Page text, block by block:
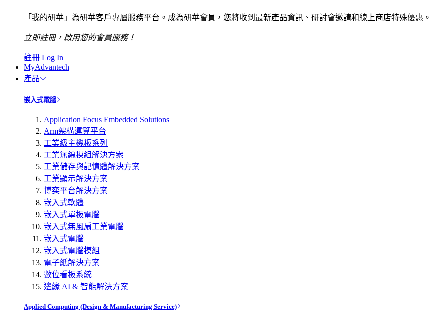
「我的研華」為研華客戶專屬服務平台。成為研華會員，您將收到最新產品資訊、研討會邀請和線上商店特殊優惠。
立即註冊，啟用您的會員服務！
註冊 Log In
MyAdvantech
產品
嵌入式電腦
Application Focus Embedded Solutions
Arm架構運算平台
工業級主機板系列
工業無線模組解決方案
工業儲存與記憶體解決方案
工業顯示解決方案
博奕平台解決方案
嵌入式軟體
嵌入式單板電腦
嵌入式無風扇工業電腦
嵌入式電腦
嵌入式電腦模組
電子紙解決方案
數位看板系統
邊緣 AI & 智能解決方案
Applied Computing (Design & Manufacturing Service)